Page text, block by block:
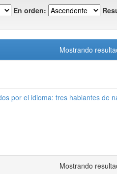
En orden:
Mostrando
por el idioma: tres hablantes de
Mostrando